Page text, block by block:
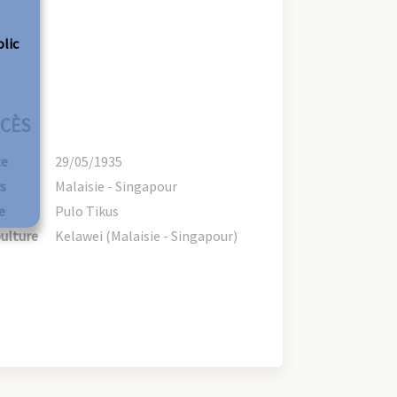
29/05/1935
Malaisie - Singapour
Pulo Tikus
Kelawei (Malaisie - Singapour)